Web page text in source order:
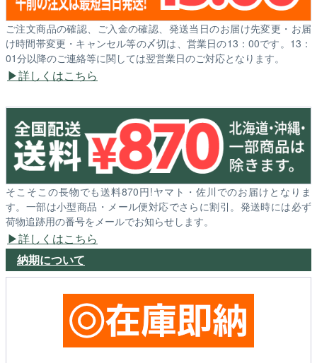
ご注文商品の確認、ご入金の確認、発送当日のお届け先変更・お届
け時間帯変更・キャンセル等の〆切は、営業日の13：00です。13：
01分以降のご連絡等に関しては翌営業日のご対応となります。
詳しくはこちら
そこそこの長物でも送料870円!ヤマト・佐川でのお届けとなりま
す。一部は小型商品・メール便対応でさらに割引。発送時には必ず
荷物追跡用の番号をメールでお知らせします。
詳しくはこちら
納期について